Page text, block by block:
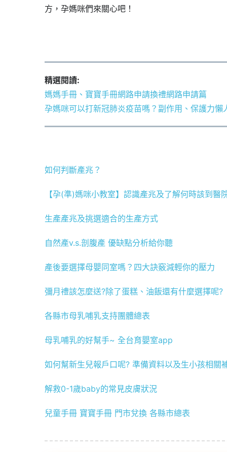
方，孕媽咪們來關心吧！
精選閱讀:
媽媽手冊、寶寶手冊網路申請換禮網路申請篇
孕媽咪可以打新冠肺炎疫苗嗎？副作用、保護力懶
如何判斷產兆？
【孕(準)媽咪小教室】認識產兆及了解何時該到醫
生產產兆及挑選適合的生產方式
自然產v.s.剖腹產 優缺點分析給你聽
產後要選擇母嬰同室嗎？四大訣竅減輕你的壓力
彌月禮該怎麼送?除了蛋糕、油飯還有什麼選擇呢?
各縣市母乳哺乳支持團體總表
母乳哺乳的好幫手~ 全台育嬰室app
如何幫新生兒報戶口呢? 準備資料以及生小孩相關
解救0-1歲baby的常見皮膚狀況
兒童手冊 寶寶手冊 門市兌換 各縣市總表